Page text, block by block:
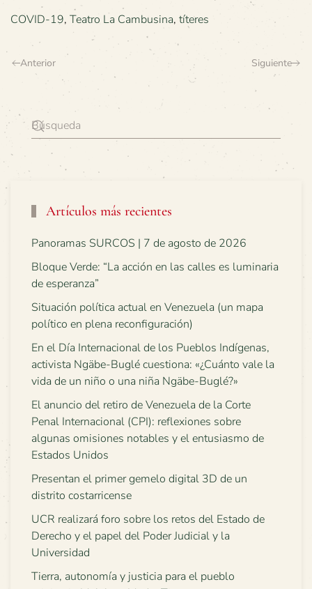
COVID-19, Teatro La Cambusina, títeres
Anterior Siguiente
Artículos más recientes
Panoramas SURCOS | 7 de agosto de 2026
Bloque Verde: “La acción en las calles es luminaria
de esperanza”
Situación política actual en Venezuela (un mapa
político en plena reconfiguración)
En el Día Internacional de los Pueblos Indígenas,
activista Ngäbe-Buglé cuestiona: «¿Cuánto vale la
vida de un niño o una niña Ngäbe-Buglé?»
El anuncio del retiro de Venezuela de la Corte
Penal Internacional (CPI): reflexiones sobre
algunas omisiones notables y el entusiasmo de
Estados Unidos
Presentan el primer gemelo digital 3D de un
distrito costarricense
UCR realizará foro sobre los retos del Estado de
Derecho y el papel del Poder Judicial y la
Universidad
Tierra, autonomía y justicia para el pueblo